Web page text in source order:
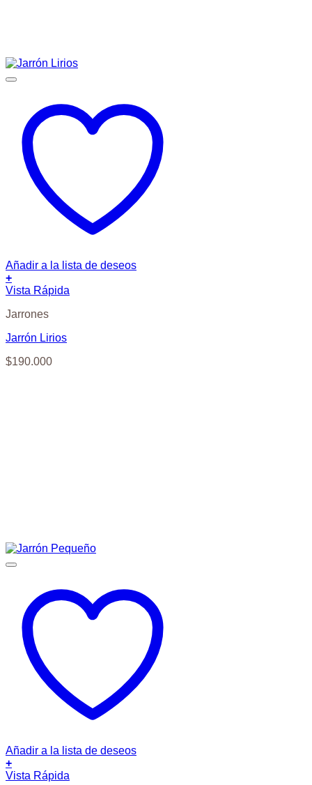
Añadir a la lista de deseos
+
Vista Rápida
Jarrones
Jarrón Lirios
$190.000
Añadir a la lista de deseos
+
Vista Rápida